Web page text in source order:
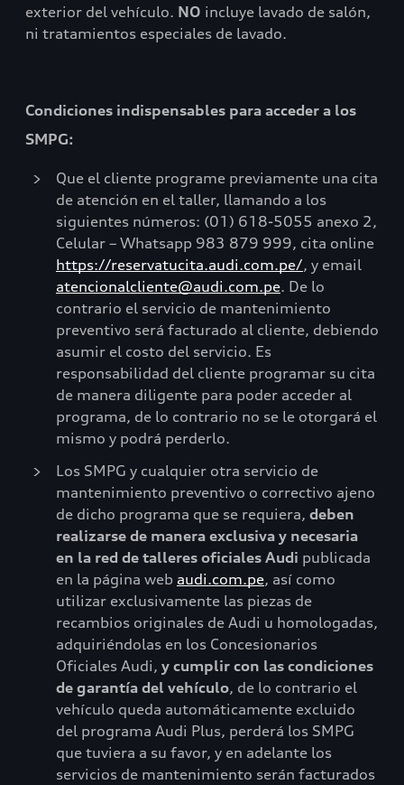
exterior del vehículo. NO incluye lavado de salón,
ni tratamientos especiales de lavado.
Condiciones indispensables para acceder a los
SMPG:
Que el cliente programe previamente una cita
de atención en el taller, llamando a los
siguientes números: (01) 618-5055 anexo 2,
Celular – Whatsapp 983 879 999, cita online
https://reservatucita.audi.com.pe/, y email
atencionalcliente@audi.com.pe. De lo
contrario el servicio de mantenimiento
preventivo será facturado al cliente, debiendo
asumir el costo del servicio. Es
responsabilidad del cliente programar su cita
de manera diligente para poder acceder al
programa, de lo contrario no se le otorgará el
mismo y podrá perderlo.
Los SMPG y cualquier otra servicio de
mantenimiento preventivo o correctivo ajeno
de dicho programa que se requiera, deben
realizarse de manera exclusiva y necesaria
en la red de talleres oficiales Audi publicada
en la página web audi.com.pe, así como
utilizar exclusivamente las piezas de
recambios originales de Audi u homologadas,
adquiriéndolas en los Concesionarios
Oficiales Audi, y cumplir con las condiciones
de garantía del vehículo, de lo contrario el
vehículo queda automáticamente excluido
del programa Audi Plus, perderá los SMPG
que tuviera a su favor, y en adelante los
servicios de mantenimiento serán facturados